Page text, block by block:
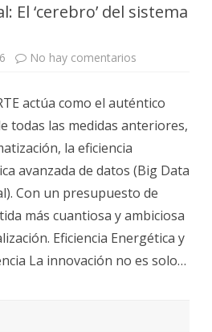
El ‘cerebro’ del sistema
No hay comentarios
‘cerebro’
del
sistema
(Solución
actúa como el auténtico
todas las medidas anteriores,
la eficiencia
avanzada de datos (Big Data
Con un presupuesto de
más cuantiosa y ambiciosa
Eficiencia Energética y
La innovación no es solo…